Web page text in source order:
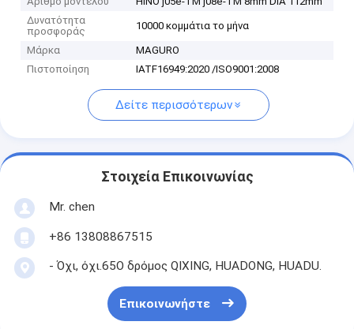
Δυνατότητα
προσφοράς
10000 κομμάτια το μήνα
Μάρκα
MAGURO
Πιστοποίηση
IATF16949:2020 /ISO9001:2008
Δείτε περισσότερων
Στοιχεία Επικοινωνίας
Mr. chen
+86 13808867515
- Όχι, όχι.65Ο δρόμος QIXING, HUADONG, HUADU.
Επικοινωνήστε